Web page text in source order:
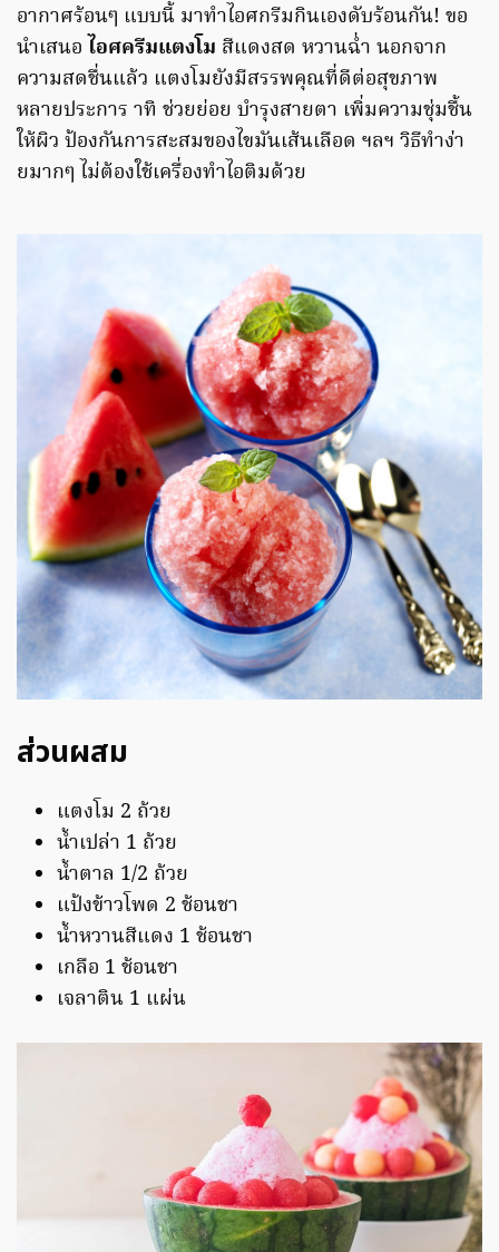
อากาศร้อนๆ แบบนี้ มาทำไอศกรีมกินเองดับร้อนกัน! ขอ
นำเสนอ ไอศครีมแตงโม สีแดงสด หวานฉ่ำ นอกจาก
ความสดชื่นแล้ว แตงโมยังมีสรรพคุณที่ดีต่อสุขภาพ
หลายประการ าทิ ช่วยย่อย บำรุงสายตา เพิ่มความชุ่มชื้น
ให้ผิว ป้องกันการสะสมของไขมันเส้นเลือด ฯลฯ วิธีทำง่า
ยมากๆ ไม่ต้องใช้เครื่องทำไอติมด้วย
ส่วนผสม
แตงโม 2 ถ้วย
น้ำเปล่า 1 ถ้วย
น้ำตาล 1/2 ถ้วย
แป้งข้าวโพด 2 ช้อนชา
น้ำหวานสีแดง 1 ช้อนชา
เกลือ 1 ช้อนชา
เจลาติน 1 แผ่น